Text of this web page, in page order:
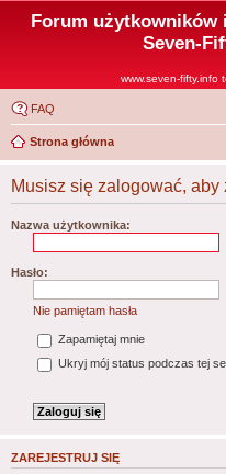
Forum użytkowników
Seven-
www.seven-fifty.info
FAQ
Strona główna
Musisz się zalogować,
Nazwa użytkownika:
Hasło:
Nie pamiętam hasła
Zapamiętaj mnie
Ukryj mój status podczas tej
ZAREJESTRUJ SIĘ